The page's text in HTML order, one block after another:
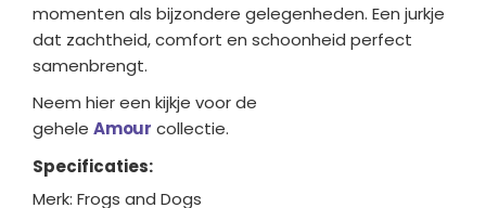
momenten als bijzondere gelegenheden. Een jurkje
dat zachtheid, comfort en schoonheid perfect
samenbrengt.
Neem hier een kijkje voor de
gehele Amour collectie.
Specificaties:
Merk: Frogs and Dogs